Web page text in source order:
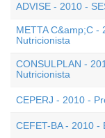
ADVISE - 2010 -
METTA C&amp;C -
Nutricionista
CONSULPLAN -
Nutricionista
CEPERJ - 2010 -
CEFET-BA - 2010 -